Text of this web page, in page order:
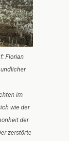
Florian
im
wie der
der
zerstörte